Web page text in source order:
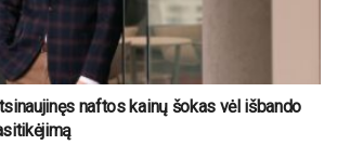
naftos kainų šokas vėl išbando